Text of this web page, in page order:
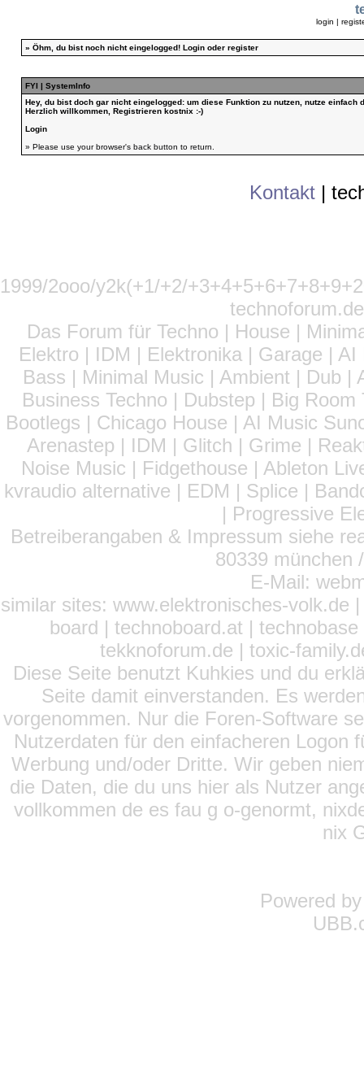
login |
» Öhm, du bist noch nicht eingelogged! Loginoder register
FYI | SystemInfo
Hey, du bist doch gar nicht eingelogged: um diese Funktion zu nutzen, nutze
Herzlich willkommen, Registrieren kostnix :-)
Login
» Please use your browser's back button to return.
Kontakt |
1999/2ooo/y2k(+1/+2/
Das Forum für Techno | House |
Elektro | IDM | Elektronika | Garage |
Bass | Minimal Music | Ambient | Dub
Business Techno | Dubstep | Big
Bootlegs | Chicago House | AI Music
Arenastep | IDM | Glitch | Grime |
Noise Music | Fidgethouse | Ableton
kvraudio alternative | EDM | Splice |
| Progressive
Betreiberangaben & Impressum siehe
80339 münchen
E-Mail:
similar sites: www.elektronisches-volk.de
board | technoboard.at |
tekknoforum.de | toxic-
Diese Seite benutzt Kuhkies und du
Seite damit einverstanden. Es
vorgenommen. Nur die Foren-Software
Nutzerdaten für den einfacheren Logon
Werbung und/oder Dritte. Wir geben
die Daten, die du uns hier als Nutzer
vollkommen de es fau g o-genormt,
nix
Powered